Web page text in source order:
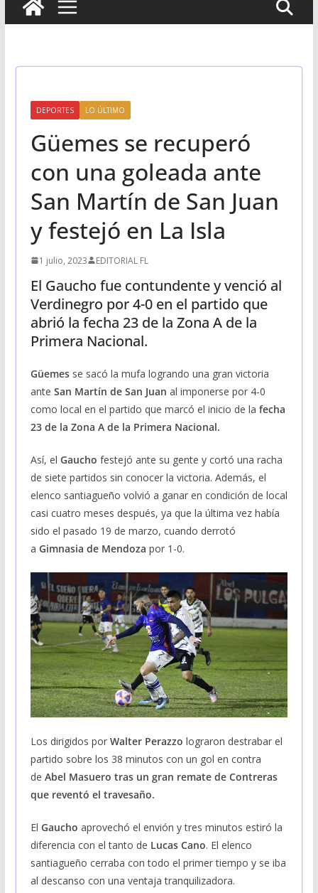
DEPORTES LO ÚLTIMO
Güemes se recuperó
con una goleada ante
San Martín de San Juan
y festejó en La Isla
1 julio, 2023 EDITORIAL FL
El Gaucho fue contundente y venció al
Verdinegro por 4-0 en el partido que
abrió la fecha 23 de la Zona A de la
Primera Nacional.
Güemes se sacó la mufa logrando una gran victoria
ante San Martín de San Juan al imponerse por 4-0
como local en el partido que marcó el inicio de la fecha
23 de la Zona A de la Primera Nacional.
Así, el Gaucho festejó ante su gente y cortó una racha
de siete partidos sin conocer la victoria. Además, el
elenco santiagueño volvió a ganar en condición de local
casi cuatro meses después, ya que la última vez había
sido el pasado 19 de marzo, cuando derrotó
a Gimnasia de Mendoza por 1-0.
Los dirigidos por Walter Perazzo lograron destrabar el
partido sobre los 38 minutos con un gol en contra
de Abel Masuero tras un gran remate de Contreras
que reventó el travesaño.
El Gaucho aprovechó el envión y tres minutos estiró la
diferencia con el tanto de Lucas Cano. El elenco
santiagueño cerraba con todo el primer tiempo y se iba
al descanso con una ventaja tranquilizadora.